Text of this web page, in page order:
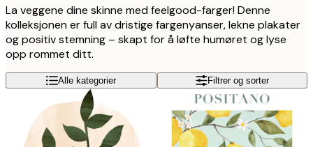
La veggene dine skinne med feelgood-farger! Denne
kolleksjonen er full av dristige fargenyanser, lekne plakater
og positiv stemning – skapt for å løfte humøret og lyse
opp rommet ditt.
Alle kategorier Filtrer og sorter